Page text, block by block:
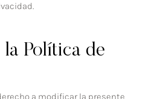
la Política de
a modificar la presente